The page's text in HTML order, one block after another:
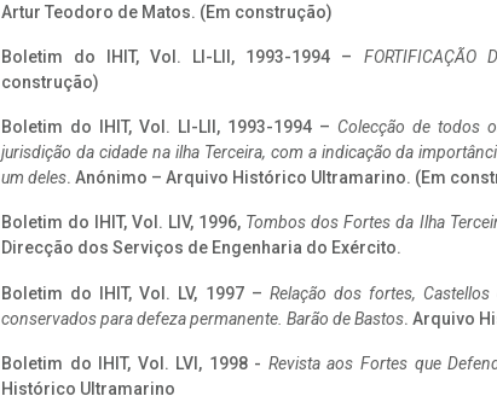
Artur Teodoro de Matos. (Em construção)
Boletim do IHIT, Vol. LI-LII, 1993-1994 – FORTIFICAÇÃO
construção)
Boletim do IHIT, Vol. LI-LII, 1993-1994 – Colecção de todos
jurisdição da cidade na ilha Terceira, com a indicação da
um deles. Anónimo – Arquivo Histórico Ultramarino. (Em
Boletim do IHIT, Vol. LIV, 1996, Tombos dos Fortes da Ilha
Direcção dos Serviços de Engenharia do Exército.
Boletim do IHIT, Vol. LV, 1997 – Relação dos fortes,
conservados para defeza permanente. Barão de Bastos. Arquivo
Boletim do IHIT, Vol. LVI, 1998 - Revista aos Fortes que
Histórico Ultramarino